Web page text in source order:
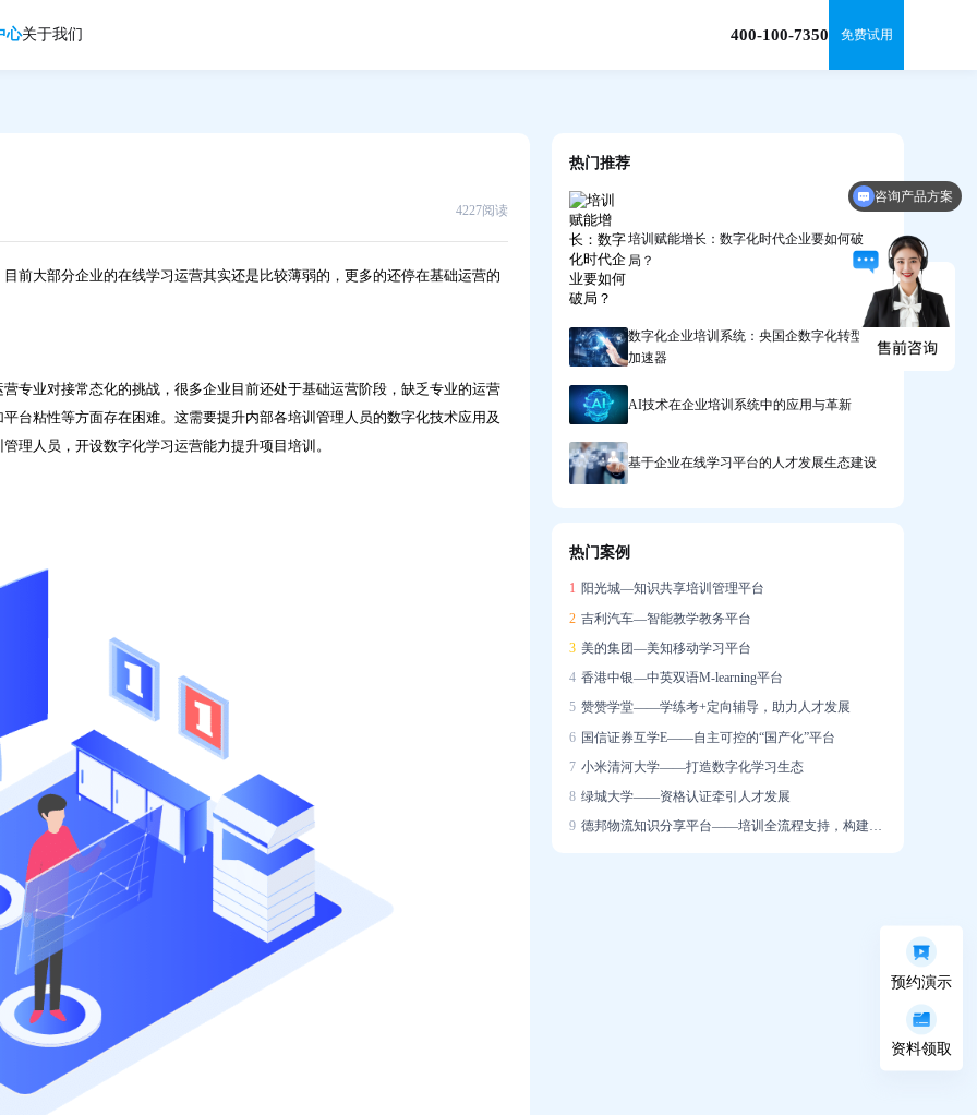
心关于我们 400-100-7350 免费试用
4227阅读
前大部分企业的在线学习运营其实还是比较薄弱的，更多的还停在基础运营的
专业对接常态化的挑战，很多企业目前还处于基础运营阶段，缺乏专业的运营
台粘性等方面存在困难。这需要提升内部各培训管理人员的数字化技术应用及
理人员，开设数字化学习运营能力提升项目培训。
热门推荐
培训赋能增长：数字化时代企业要如何破
局？
数字化企业培训系统：央国企数字化转型的
加速器
AI技术在企业培训系统中的应用与革新
基于企业在线学习平台的人才发展生态建设
热门案例
1 阳光城—知识共享培训管理平台
2 吉利汽车—智能教学教务平台
3 美的集团—美知移动学习平台
4 香港中银—中英双语M-learning平台
5 赞赞学堂——学练考+定向辅导，助力人才发展
6 国信证券互学E——自主可控的“国产化”平台
7 小米清河大学——打造数字化学习生态
8 绿城大学——资格认证牵引人才发展
9 德邦物流知识分享平台——培训全流程支持，构建学习社区
预约演示
资料领取
咨询产品方案